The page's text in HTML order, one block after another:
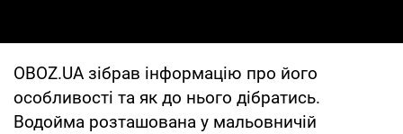
OBOZ.UA зібрав інформацію про його
особливості та як до нього дібратись.
Водойма розташована у мальовничій